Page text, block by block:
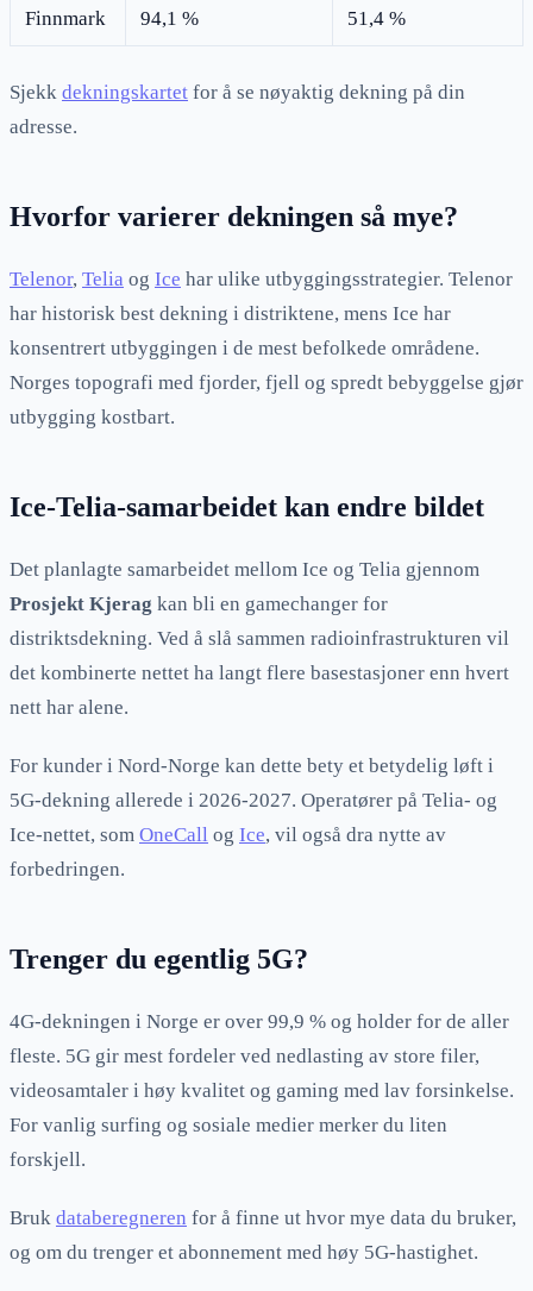
Finnmark 94,1 % 51,4 %
Sjekk dekningskartet for å se nøyaktig dekning på din
adresse.
Hvorfor varierer dekningen så mye?
Telenor, Telia og Ice har ulike utbyggingsstrategier. Telenor
har historisk best dekning i distriktene, mens Ice har
konsentrert utbyggingen i de mest befolkede områdene.
Norges topografi med fjorder, fjell og spredt bebyggelse gjør
utbygging kostbart.
Ice-Telia-samarbeidet kan endre bildet
Det planlagte samarbeidet mellom Ice og Telia gjennom
Prosjekt Kjerag kan bli en gamechanger for
distriktsdekning. Ved å slå sammen radioinfrastrukturen vil
det kombinerte nettet ha langt flere basestasjoner enn hvert
nett har alene.
For kunder i Nord-Norge kan dette bety et betydelig løft i
5G-dekning allerede i 2026-2027. Operatører på Telia- og
Ice-nettet, som OneCall og Ice, vil også dra nytte av
forbedringen.
Trenger du egentlig 5G?
4G-dekningen i Norge er over 99,9 % og holder for de aller
fleste. 5G gir mest fordeler ved nedlasting av store filer,
videosamtaler i høy kvalitet og gaming med lav forsinkelse.
For vanlig surfing og sosiale medier merker du liten
forskjell.
Bruk databeregneren for å finne ut hvor mye data du bruker,
og om du trenger et abonnement med høy 5G-hastighet.